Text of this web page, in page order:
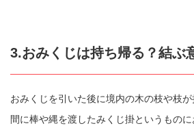
3.おみくじは持ち帰る？結ぶ
おみくじを引いた後に境内の木の枝や枝
間に棒や縄を渡したみくじ掛というもの